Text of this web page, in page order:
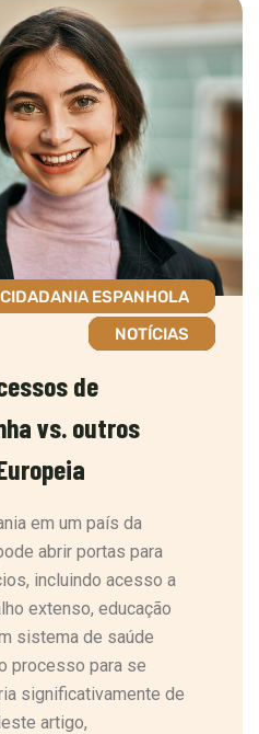
ESPANHOLA
NOTÍCIAS
de
vs. outros
em um país da
abrir portas para
incluindo acesso a
extenso, educação
sistema de saúde
processo para se
significativamente de
artigo,